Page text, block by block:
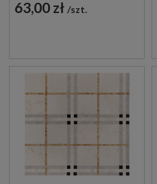
DEKORACYJNA
63,00 zł szt.